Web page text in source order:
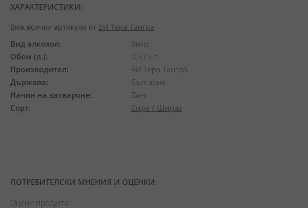
ХАРАКТЕРИСТИКИ:
Виж всички артикули от ВИ Тера Тангра
Вид алкохол
Вино
Обем (л.)
0.375 л.
Производител
ВИ Тера Тангра
Държава
България
Начин на затваряне
Винт
Сорт
Сира / Шираз
ПОТРЕБИТЕЛСКИ МНЕНИЯ И ОЦЕНКИ:
Оцени продукта: